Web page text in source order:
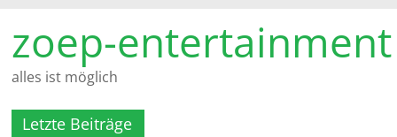
Inhalt
springen
zoep-entertainment
alles ist möglich
Letzte Beiträge